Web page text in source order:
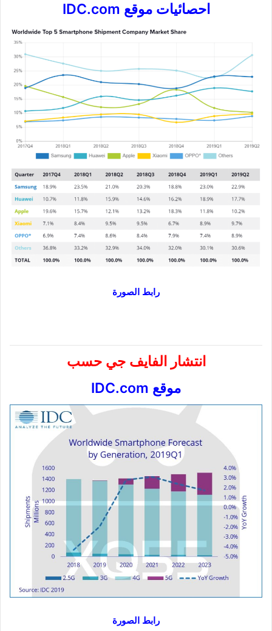
احصائيات موقع IDC.com
رابط الصورة
انتشار الفايف جي حسب
موقع IDC.com
رابط الصورة